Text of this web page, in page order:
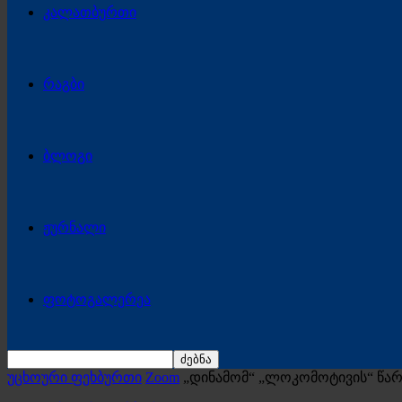
კალათბურთი
რაგბი
ბლოგი
ჟურნალი
ფოტოგალერეა
უცხოური ფეხბურთი Zoom „დინამომ“ „ლოკომოტივის“